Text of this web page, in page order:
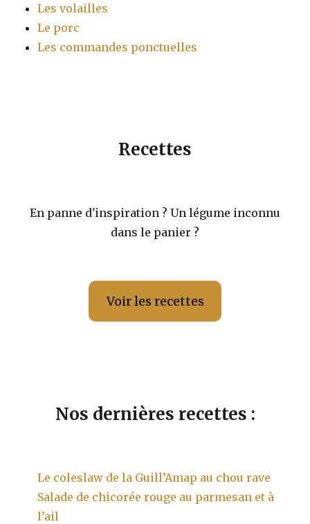
Les volailles
Le porc
Les commandes ponctuelles
Recettes
En panne d'inspiration ? Un légume inconnu
dans le panier ?
Voir les recettes
Nos dernières recettes :
Le coleslaw de la Guill’Amap au chou rave
Salade de chicorée rouge au parmesan et à
l’ail